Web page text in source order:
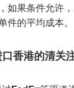
如果条件允许
件的平均成本。
香港的清关